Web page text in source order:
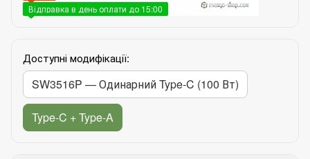
Відправка в день оплати до 15:00
Доступні модифікації:
SW3516P — Одинарний Type-C (100 Вт)
Type-C + Type-A